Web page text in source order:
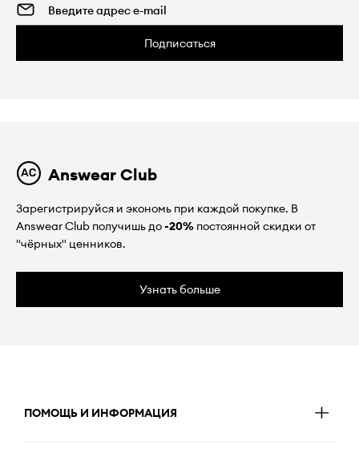
Подписаться
Answear Club
Зарегистрируйся и экономь при каждой покупке. В
Answear Club получишь до-20% постоянной скидки от
"чёрных" ценников.
Узнать больше
ПОМОЩЬ И ИНФОРМАЦИЯ